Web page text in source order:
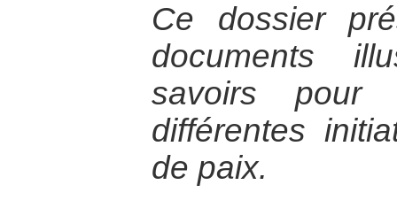
Ce dossier
documents
savoirs
différentes
de paix.